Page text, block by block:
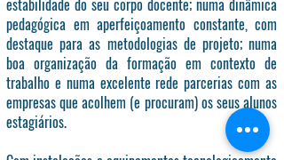
estabilidade do seu corpo docente; numa dinâmica
pedagógica em aperfeiçoamento constante, com
destaque para as metodologias de projeto; numa
boa organização da formação em contexto de
trabalho e numa excelente rede parcerias com as
empresas que acolhem (e procuram) os seus alunos
estagiários.